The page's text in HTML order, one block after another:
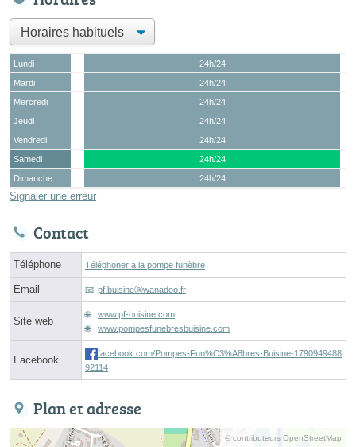
Lundi
24h/24
Mardi
24h/24
Mercredi
24h/24
Jeudi
24h/24
Vendredi
24h/24
Samedi
24h/24
Dimanche
24h/24
Signaler une erreur
Contact
Téléphone Téléphoner à la pompe funèbre
Email pf.buisineⓐwanadoo.fr
Site web
www.pf-buisine.com
www.pompesfunebresbuisine.com
Facebook
facebook.com/Pompes-Fun%C3%A8bres-Buisine-1790949488
92114
Plan et adresse
© contributeurs OpenStreetMap